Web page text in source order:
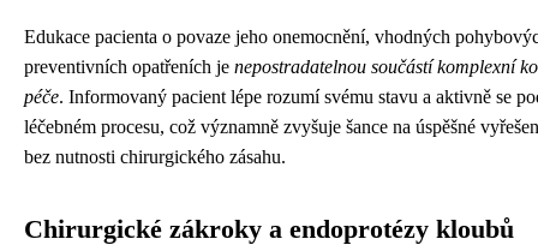
Edukace pacienta o povaze jeho onemocnění, vhodných
preventivních opatřeních je nepostradatelnou součástí komplexní
péče. Informovaný pacient lépe rozumí svému stavu a aktivně se
léčebném procesu, což významně zvyšuje šance na úspěšné
bez nutnosti chirurgického zásahu.
Chirurgické zákroky a endoprotézy kloubů